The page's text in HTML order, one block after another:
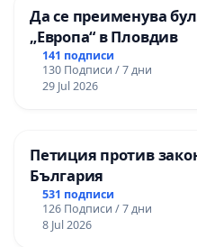
Да се преименува
„Европа“ в Пловдив
141 подписи
130 Подписи / 7 дни
29 Jul 2026
Петиция против
България
531 подписи
126 Подписи / 7 дни
8 Jul 2026